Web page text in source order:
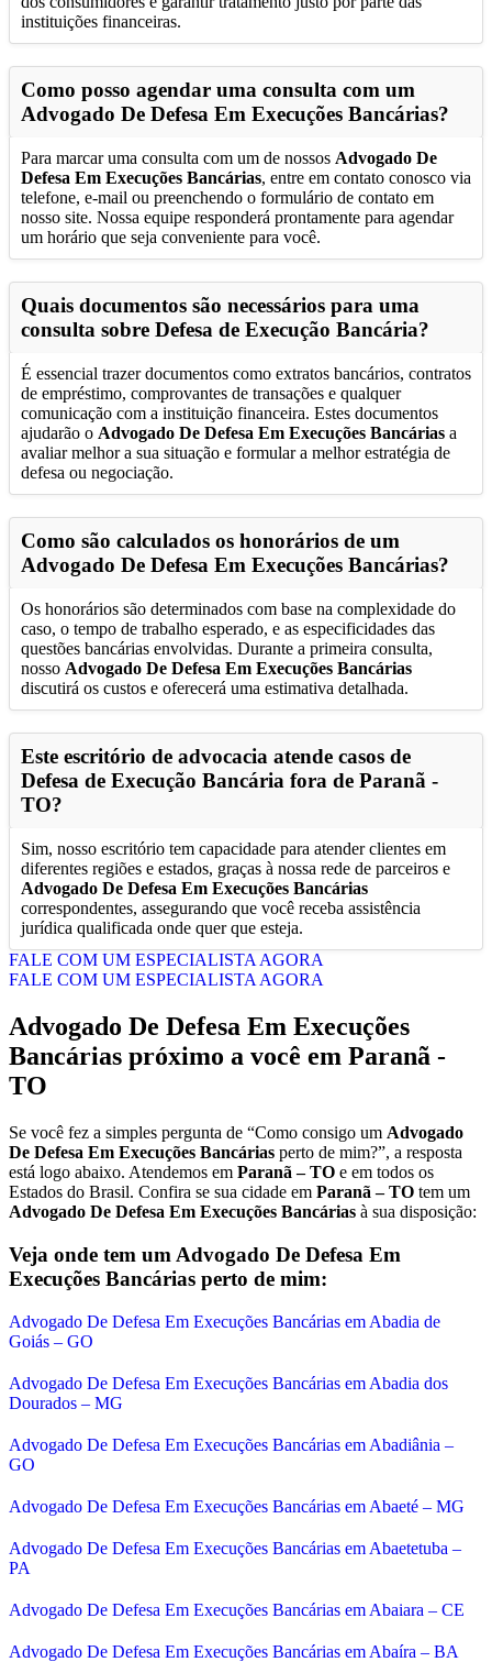
instituições financeiras.
Como posso agendar uma consulta com um
Advogado De Defesa Em Execuções Bancárias?
Para marcar uma consulta com um de nossos Advogado De
Defesa Em Execuções Bancárias, entre em contato conosco via
telefone, e-mail ou preenchendo o formulário de contato em
nosso site. Nossa equipe responderá prontamente para agendar
um horário que seja conveniente para você.
Quais documentos são necessários para uma
consulta sobre Defesa de Execução Bancária?
É essencial trazer documentos como extratos bancários, contratos
de empréstimo, comprovantes de transações e qualquer
comunicação com a instituição financeira. Estes documentos
ajudarão o Advogado De Defesa Em Execuções Bancárias a
avaliar melhor a sua situação e formular a melhor estratégia de
defesa ou negociação.
Como são calculados os honorários de um
Advogado De Defesa Em Execuções Bancárias?
Os honorários são determinados com base na complexidade do
caso, o tempo de trabalho esperado, e as especificidades das
questões bancárias envolvidas. Durante a primeira consulta,
nosso Advogado De Defesa Em Execuções Bancárias
discutirá os custos e oferecerá uma estimativa detalhada.
Este escritório de advocacia atende casos de
Defesa de Execução Bancária fora de Paranã -
TO?
Sim, nosso escritório tem capacidade para atender clientes em
diferentes regiões e estados, graças à nossa rede de parceiros e
Advogado De Defesa Em Execuções Bancárias
correspondentes, assegurando que você receba assistência
jurídica qualificada onde quer que esteja.
FALE COM UM ESPECIALISTA AGORA
FALE COM UM ESPECIALISTA AGORA
Advogado De Defesa Em Execuções
Bancárias próximo a você em Paranã -
TO
Se você fez a simples pergunta de “Como consigo um Advogado
De Defesa Em Execuções Bancárias perto de mim?”, a resposta
está logo abaixo. Atendemos em Paranã – TO e em todos os
Estados do Brasil. Confira se sua cidade em Paranã – TO tem um
Advogado De Defesa Em Execuções Bancárias à sua disposição:
Veja onde tem um Advogado De Defesa Em
Execuções Bancárias perto de mim:
Advogado De Defesa Em Execuções Bancárias em Abadia de
Goiás – GO
Advogado De Defesa Em Execuções Bancárias em Abadia dos
Dourados – MG
Advogado De Defesa Em Execuções Bancárias em Abadiânia –
GO
Advogado De Defesa Em Execuções Bancárias em Abaeté – MG
Advogado De Defesa Em Execuções Bancárias em Abaetetuba –
PA
Advogado De Defesa Em Execuções Bancárias em Abaiara – CE
Advogado De Defesa Em Execuções Bancárias em Abaíra – BA